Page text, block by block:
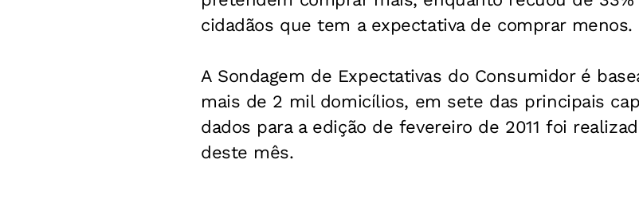
cidadãos que tem a expectativa de comprar menos.
A Sondagem de Expectativas do Consumidor é
mais de 2 mil domicílios, em sete das principais
dados para a edição de fevereiro de 2011 foi
deste mês.